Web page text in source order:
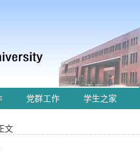
党群工作 学生之家
文